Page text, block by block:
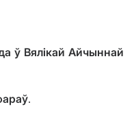
ў Вялікай Айчыннай
.